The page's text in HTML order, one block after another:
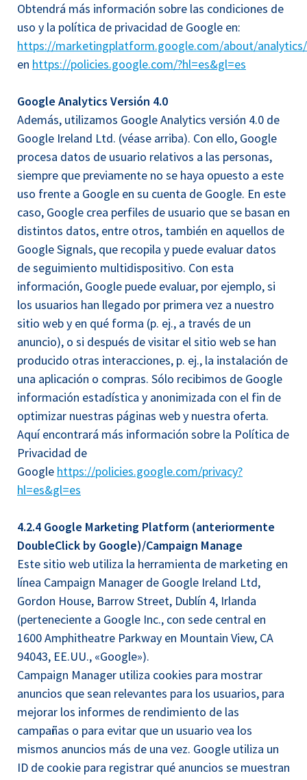
Obtendrá más información sobre las condiciones de
uso y la política de privacidad de Google en:
https://marketingplatform.google.com/about/
en https://policies.google.com/?hl=es&gl=es
Google Analytics Versión 4.0
Además, utilizamos Google Analytics versión 4.0 de
Google Ireland Ltd. (véase arriba). Con ello, Google
procesa datos de usuario relativos a las personas,
siempre que previamente no se haya opuesto a este
uso frente a Google en su cuenta de Google. En este
caso, Google crea perfiles de usuario que se basan en
distintos datos, entre otros, también en aquellos de
Google Signals, que recopila y puede evaluar datos
de seguimiento multidispositivo. Con esta
información, Google puede evaluar, por ejemplo, si
los usuarios han llegado por primera vez a nuestro
sitio web y en qué forma (p. ej., a través de un
anuncio), o si después de visitar el sitio web se han
producido otras interacciones, p. ej., la instalación de
una aplicación o compras. Sólo recibimos de Google
información estadística y anonimizada con el fin de
optimizar nuestras páginas web y nuestra oferta.
Aquí encontrará más información sobre la Política de
Privacidad de
Google https://policies.google.com/privacy?
hl=es&gl=es
4.2.4 Google Marketing Platform (anteriormente
DoubleClick by Google)/Campaign Manage
Este sitio web utiliza la herramienta de marketing en
línea Campaign Manager de Google Ireland Ltd,
Gordon House, Barrow Street, Dublín 4, Irlanda
(perteneciente a Google Inc., con sede central en
1600 Amphitheatre Parkway en Mountain View, CA
94043, EE.UU., «Google»).
Campaign Manager utiliza cookies para mostrar
anuncios que sean relevantes para los usuarios, para
mejorar los informes de rendimiento de las
campañas o para evitar que un usuario vea los
mismos anuncios más de una vez. Google utiliza un
ID de cookie para registrar qué anuncios se muestran